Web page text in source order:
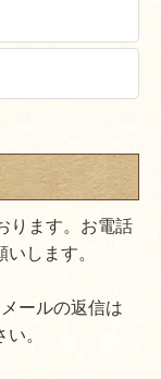
ります。お電話
します。
ールの返信は
。